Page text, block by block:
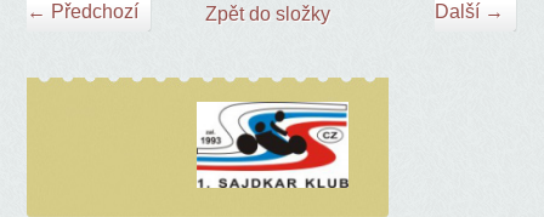
← Předchozí Další →
Zpět do složky